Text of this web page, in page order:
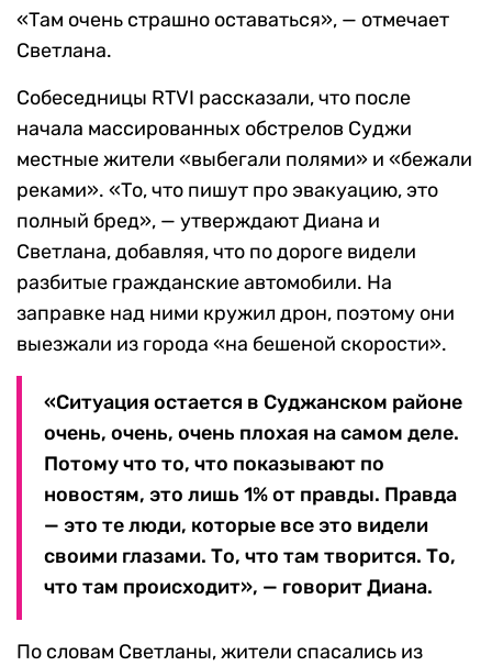
«Там очень страшно оставаться», — отмечает
Светлана.
Собеседницы RTVI рассказали, что после
начала массированных обстрелов Суджи
местные жители «выбегали полями» и «бежали
реками». «То, что пишут про эвакуацию, это
полный бред», — утверждают Диана и
Светлана, добавляя, что по дороге видели
разбитые гражданские автомобили. На
заправке над ними кружил дрон, поэтому они
выезжали из города «на бешеной скорости».
«Ситуация остается в Суджанском районе
очень, очень, очень плохая на самом деле.
Потому что то, что показывают по
новостям, это лишь 1% от правды. Правда
— это те люди, которые все это видели
своими глазами. То, что там творится. То,
что там происходит», — говорит Диана.
По словам Светланы, жители спасались из